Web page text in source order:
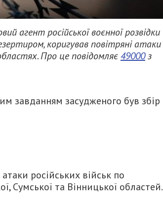
агент російської воєнної розвідки
коригував повітряні атаки
Про це повідомляє49000з
завданням засудженого був збір
російських військ по
Сумської та Вінницької областей.